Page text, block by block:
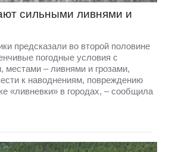
сильными ливнями и
предсказали во второй половине
погодные условия с
– ливнями и грозами,
к наводнениям, повреждению
«ливневки» в городах, – сообщила